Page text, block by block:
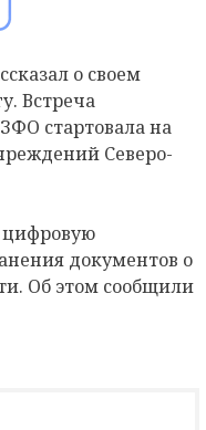
о своем
Встреча
стартовала на
Северо-
цифровую
документов о
Об этом сообщили